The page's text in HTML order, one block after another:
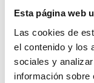
Esta página web
Las cookies de
el contenido y los
sociales y
información sobre
A
Somos una familia
¿Para cuándo una
atender a nuestros